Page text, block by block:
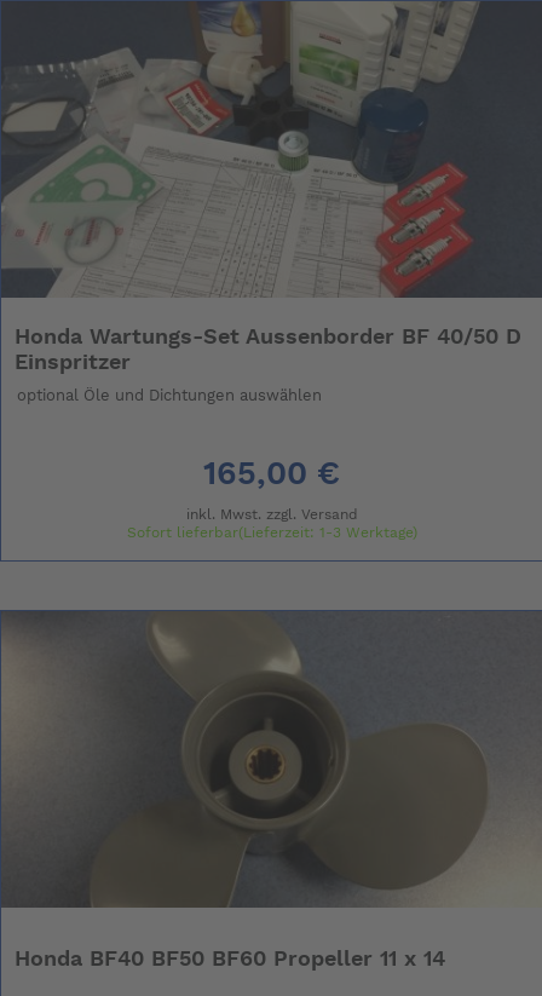
Honda Wartungs-Set Aussenborder BF 40/50 D
Einspritzer
optional Öle und Dichtungen auswählen
165,00 €
inkl. Mwst. zzgl. Versand
Sofort lieferbar(Lieferzeit: 1-3 Werktage)
Honda BF40 BF50 BF60 Propeller 11 x 14